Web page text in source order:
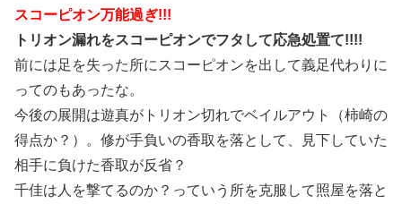
スコーピオン万能過ぎ!!!
トリオン漏れをスコーピオンでフタして応急処置て!!!!
前には足を失った所にスコーピオンを出して義足代わりに
ってのもあったな。
今後の展開は遊真がトリオン切れでベイルアウト（柿崎の
得点か？）。修が手負いの香取を落として、見下していた
相手に負けた香取が反省？
千佳は人を撃てるのか？っていう所を克服して照屋を落と